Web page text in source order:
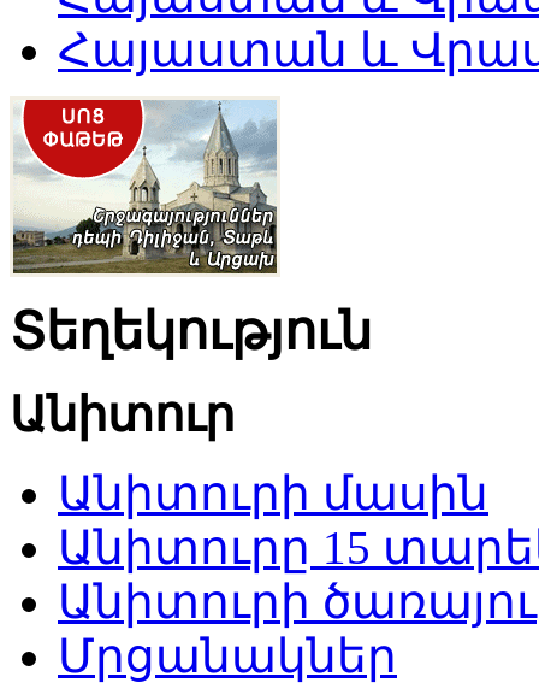
Հայաստան և
Տեղեկություն
Անիտուր
Անիտուրի մասին
Անիտուրը 15
Անիտուրի
Մրցանակներ